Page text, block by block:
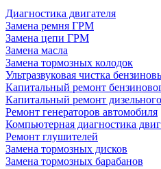
Диагностика двигателя
Замена ремня ГРМ
Замена цепи ГРМ
Замена масла
Замена тормозных колодок
Ультразвуковая чистка
Капитальный ремонт
Капитальный ремонт
Ремонт генераторов автомобиля
Компьютерная диагностика
Ремонт глушителей
Замена тормозных дисков
Замена тормозных барабанов